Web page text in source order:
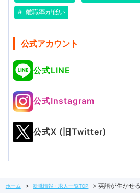
離職率が低い
公式アカウント
公式LINE
公式Instagram
公式X (旧Twitter)
ホーム 転職情報・求人一覧TOP 英語が生かせ